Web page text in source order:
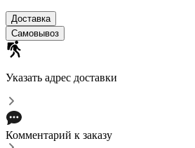
Доставка
Самовывоз
Указать адрес доставки
Комментарий к заказу